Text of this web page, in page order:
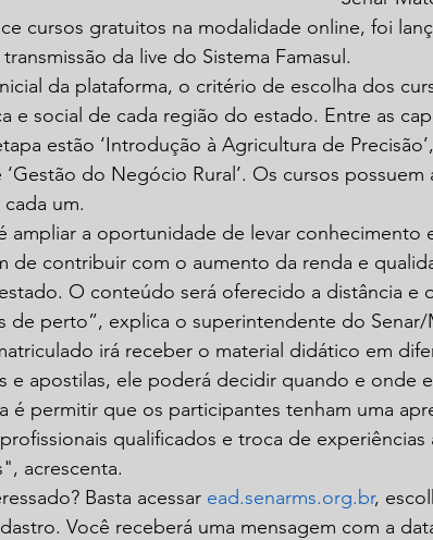
cursos gratuitos na modalidade online, foi
da live do Sistema Famasul.
da plataforma, o critério de escolha dos
e social de cada região do estado. Entre as
estão ‘Introdução à Agricultura de
‘Gestão do Negócio Rural’. Os cursos
cada um.
ampliar a oportunidade de levar conhecimento
de contribuir com o aumento da renda e
O conteúdo será oferecido a distância e
de perto”, explica o superintendente do Senar/
irá receber o material didático em
e apostilas, ele poderá decidir quando e onde
é permitir que os participantes tenham uma
qualificados e troca de experiências
acrescenta.
Basta acessar ead.senarms.org.br,
Você receberá uma mensagem com a